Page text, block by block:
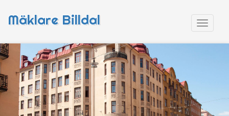
Mäklare Billdal